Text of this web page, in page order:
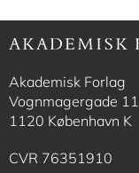
Akademisk Forlag
Vognmagergade 11
1120 København K
CVR 76351910